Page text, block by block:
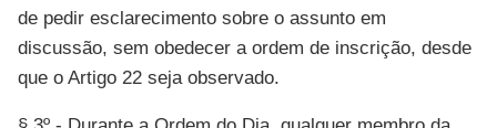
de pedir esclarecimento sobre o assunto em
discussão, sem obedecer a ordem de inscrição, desde
que o Artigo 22 seja observado.